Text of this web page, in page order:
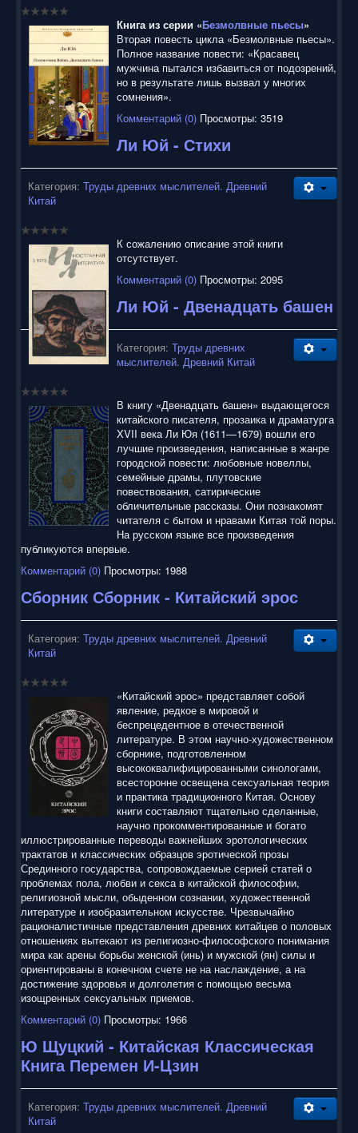
Вам электронные книги бесплатно и без регистрации введя
автора, название книги или имя полюбившегося героя в
строку поиска. На нашем сайте для ознакомления можно
бесплатноскачатькнигив электронных форматах fb2,
epub, pdf, rtf, txt, читать онлайн или купить лицензионные
электронные книги. Наш сайт постоянно развивается и
пополняется. Надеюсь, Вы станете нашим постоянным
посетителем.
Книга из серии «Безмолвные пьесы»
Вторая повесть цикла «Безмолвные пьесы».
Полное название повести: «Красавец
мужчина пытался избавиться от подозрений,
но в результате лишь вызвал у многих
сомнения».
Комментарий (0) Просмотры: 3519
Ли Юй - Стихи
Категория: Труды древних мыслителей. Древний
Китай
К сожалению описание этой книги
отсутствует.
Комментарий (0) Просмотры: 2095
Ли Юй - Двенадцать башен
Категория: Труды древних
мыслителей. Древний Китай
В книгу «Двенадцать башен» выдающегося
китайского писателя, прозаика и драматурга
XVII века Ли Юя (1611—1679) вошли его
лучшие произведения, написанные в жанре
городской повести: любовные новеллы,
семейные драмы, плутовские
повествования, сатирические
обличительные рассказы. Они познакомят
читателя с бытом и нравами Китая той поры.
На русском языке все произведения
публикуются впервые.
Комментарий (0) Просмотры: 1988
Сборник Сборник - Китайский эрос
Категория: Труды древних мыслителей. Древний
Китай
«Китайский эрос» представляет собой
явление, редкое в мировой и
беспрецедентное в отечественной
литературе. В этом научно-художественном
сборнике, подготовленном
высококвалифицированными синологами,
всесторонне освещена сексуальная теория
и практика традиционного Китая. Основу
книги составляют тщательно сделанные,
научно прокомментированные и богато
иллюстрированные переводы важнейших эротологических
трактатов и классических образцов эротической прозы
Срединного государства, сопровождаемые серией статей о
проблемах пола, любви и секса в китайской философии,
религиозной мысли, обыденном сознании, художественной
литературе и изобразительном искусстве. Чрезвычайно
рационалистичные представления древних китайцев о половых
отношениях вытекают из религиозно-философского понимания
мира как арены борьбы женской (инь) и мужской (ян) силы и
ориентированы в конечном счете не на наслаждение, а на
достижение здоровья и долголетия с помощью весьма
изощренных сексуальных приемов.
Комментарий (0) Просмотры: 1966
Ю Щуцкий - Китайская Классическая
Книга Перемен И-Цзин
Категория: Труды древних мыслителей. Древний
Китай